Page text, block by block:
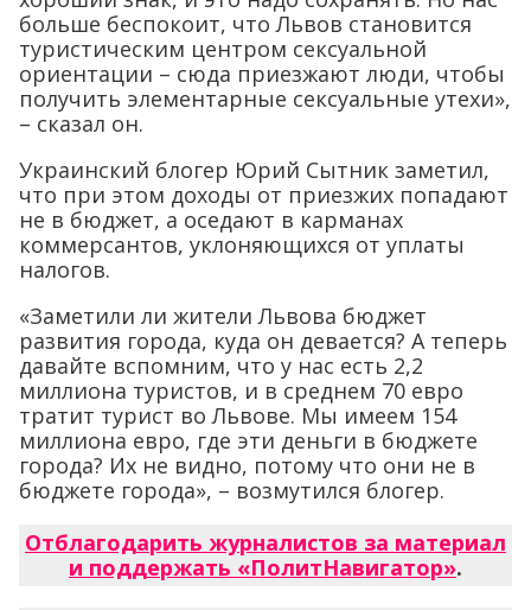
больше беспокоит, что Львов становится
туристическим центром сексуальной
ориентации – сюда приезжают люди, чтобы
получить элементарные сексуальные утехи»,
– сказал он.
Украинский блогер Юрий Сытник заметил,
что при этом доходы от приезжих попадают
не в бюджет, а оседают в карманах
коммерсантов, уклоняющихся от уплаты
налогов.
«Заметили ли жители Львова бюджет
развития города, куда он девается? А теперь
давайте вспомним, что у нас есть 2,2
миллиона туристов, и в среднем 70 евро
тратит турист во Львове. Мы имеем 154
миллиона евро, где эти деньги в бюджете
города? Их не видно, потому что они не в
бюджете города», – возмутился блогер.
Отблагодарить журналистов за материал
и поддержать «ПолитНавигатор».